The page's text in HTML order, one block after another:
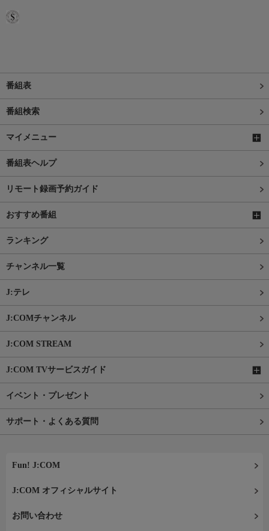
番組表
番組検索
マイメニュー
番組表ヘルプ
リモート録画予約ガイド
おすすめ番組
ランキング
チャンネル一覧
J:テレ
J:COMチャンネル
J:COM STREAM
J:COM TVサービスガイド
イベント・プレゼント
サポート・よくある質問
Fun! J:COM
J:COM オフィシャルサイト
お問い合わせ